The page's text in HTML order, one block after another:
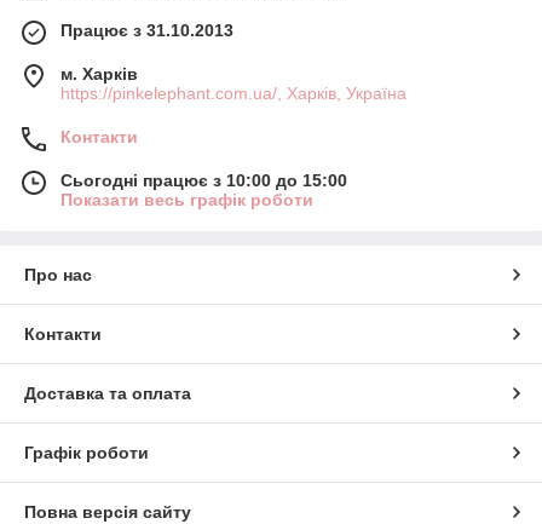
Працює з 31.10.2013
м. Харків
https://pinkelephant.com.ua/, Харків, Україна
Контакти
Сьогодні працює з 10:00 до 15:00
Показати весь графік роботи
Про нас
Контакти
Доставка та оплата
Графік роботи
Повна версія сайту